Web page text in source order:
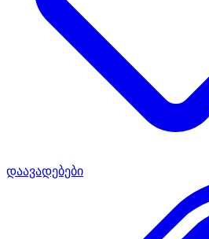
დაავადებები